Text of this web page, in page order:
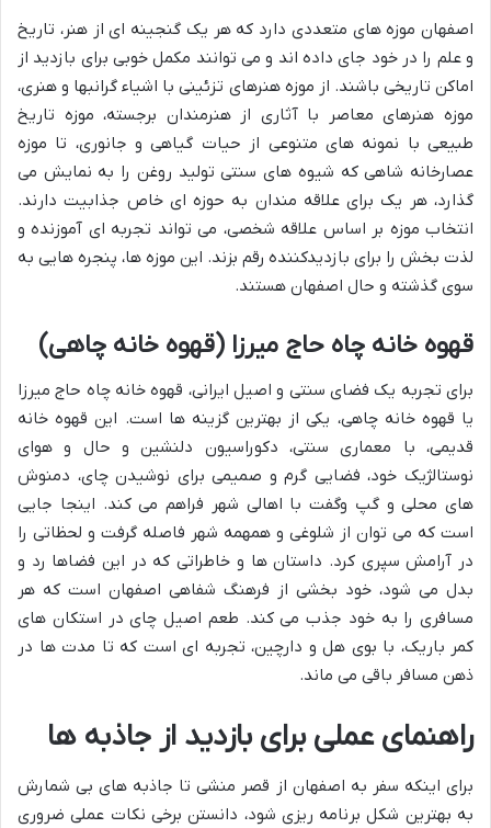
اصفهان موزه های متعددی دارد که هر یک گنجینه ای از هنر، تاریخ
و علم را در خود جای داده اند و می توانند مکمل خوبی برای بازدید از
اماکن تاریخی باشند. از موزه هنرهای تزئینی با اشیاء گرانبها و هنری،
موزه هنرهای معاصر با آثاری از هنرمندان برجسته، موزه تاریخ
طبیعی با نمونه های متنوعی از حیات گیاهی و جانوری، تا موزه
عصارخانه شاهی که شیوه های سنتی تولید روغن را به نمایش می
گذارد، هر یک برای علاقه مندان به حوزه ای خاص جذابیت دارند.
انتخاب موزه بر اساس علاقه شخصی، می تواند تجربه ای آموزنده و
لذت بخش را برای بازدیدکننده رقم بزند. این موزه ها، پنجره هایی به
سوی گذشته و حال اصفهان هستند.
قهوه خانه چاه حاج میرزا (قهوه خانه چاهی)
برای تجربه یک فضای سنتی و اصیل ایرانی، قهوه خانه چاه حاج میرزا
یا قهوه خانه چاهی، یکی از بهترین گزینه ها است. این قهوه خانه
قدیمی، با معماری سنتی، دکوراسیون دلنشین و حال و هوای
نوستالژیک خود، فضایی گرم و صمیمی برای نوشیدن چای، دمنوش
های محلی و گپ وگفت با اهالی شهر فراهم می کند. اینجا جایی
است که می توان از شلوغی و همهمه شهر فاصله گرفت و لحظاتی را
در آرامش سپری کرد. داستان ها و خاطراتی که در این فضاها رد و
بدل می شود، خود بخشی از فرهنگ شفاهی اصفهان است که هر
مسافری را به خود جذب می کند. طعم اصیل چای در استکان های
کمر باریک، با بوی هل و دارچین، تجربه ای است که تا مدت ها در
ذهن مسافر باقی می ماند.
راهنمای عملی برای بازدید از جاذبه ها
برای اینکه سفر به اصفهان از قصر منشی تا جاذبه های بی شمارش
به بهترین شکل برنامه ریزی شود، دانستن برخی نکات عملی ضروری